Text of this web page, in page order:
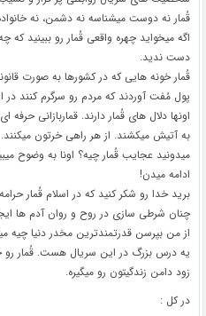
قُمار نه دوست میشناسه نه دشمن، نه
اگه میخواید چهره واقعی قُمار رو ببینید که
دست ندید.
قُمار خونه هایی که در کشورها به صورت
پول مُفت آوردند که مردم رو سرگرم کنند در
اونها دلال های قُمار دارند. قماربازانی
به آتیش میکشند. از هر راهی خرتون میکنند.
میدونید عجایب قُمار چیه؟ اونا به وضوح
ادامه میدن!
برید خدا رو شکر کنید که در اسلام قُمار
چنان شرطی سازی در روح و روان آدم ها
از من بپرسن قدرتمندترین مخدر دنیا چیه
یه درس بزرگ در این سریال هست. قُمار رو
زود دامن زندگیتون رو میگیره.
در کل :